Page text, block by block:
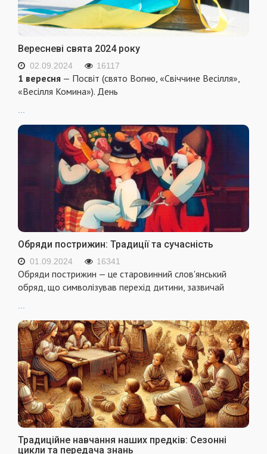
Вересневі свята 2024 року
02.09.2024 16117
1 вересня — Посвіт (свято Вогню, «Свіччине Весілля»,
«Весілля Комина»). День
Обряди пострижин: Традиції та сучасність
01.09.2024 16341
Обряди пострижин — це старовинний слов'янський
обряд, що символізував перехід дитини, зазвичай
Традиційне навчання наших предків: Сезонні
цикли та передача знань